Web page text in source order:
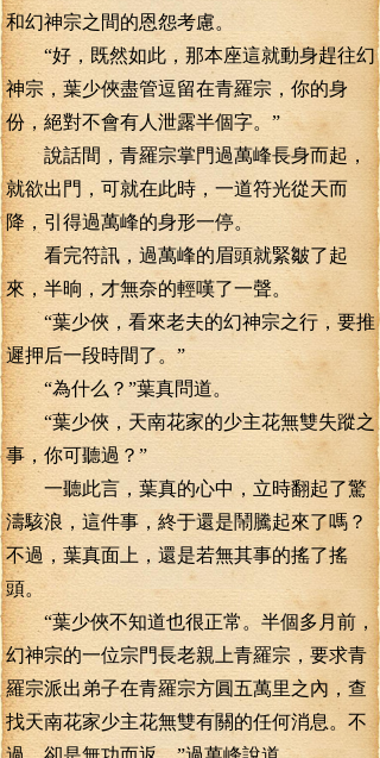
和幻神宗之間的恩怨考慮。
“好，既然如此，那本座這就動身趕往幻
神宗，葉少俠盡管逗留在青羅宗，你的身
份，絕對不會有人泄露半個字。”
說話間，青羅宗掌門過萬峰長身而起，
就欲出門，可就在此時，一道符光從天而
降，引得過萬峰的身形一停。
看完符訊，過萬峰的眉頭就緊皺了起
來，半晌，才無奈的輕嘆了一聲。
“葉少俠，看來老夫的幻神宗之行，要推
遲押后一段時間了。”
“為什么？”葉真問道。
“葉少俠，天南花家的少主花無雙失蹤之
事，你可聽過？”
一聽此言，葉真的心中，立時翻起了驚
濤駭浪，這件事，終于還是鬧騰起來了嗎？
不過，葉真面上，還是若無其事的搖了搖
頭。
“葉少俠不知道也很正常。半個多月前，
幻神宗的一位宗門長老親上青羅宗，要求青
羅宗派出弟子在青羅宗方圓五萬里之內，查
找天南花家少主花無雙有關的任何消息。不